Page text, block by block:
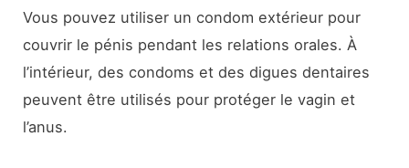
Vous pouvez utiliser un condom extérieur pour
couvrir le pénis pendant les relations orales. À
l’intérieur, des condoms et des digues dentaires
peuvent être utilisés pour protéger le vagin et
l’anus.